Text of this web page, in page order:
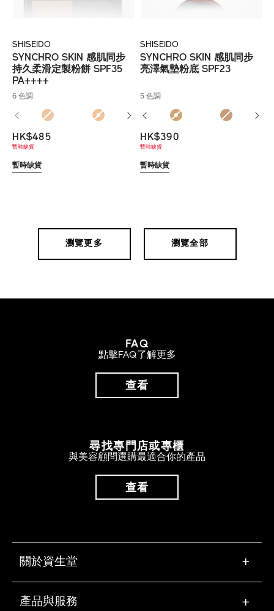
SHISEIDO
SYNCHRO SKIN 感肌同步
持久柔滑定製粉餅 SPF35
PA++++
6 色調
HK$485
暫時缺貨
暫時缺貨
SHISEIDO
SYNCHRO SKIN 感肌同步
亮澤氣墊粉底 SPF23
5 色調
HK$390
暫時缺貨
暫時缺貨
瀏覽更多 瀏覽全部
FAQ
點擊FAQ了解更多
查看
尋找專門店或專櫃
與美容顧問選購最適合你的產品
查看
關於資生堂 +
產品與服務 +